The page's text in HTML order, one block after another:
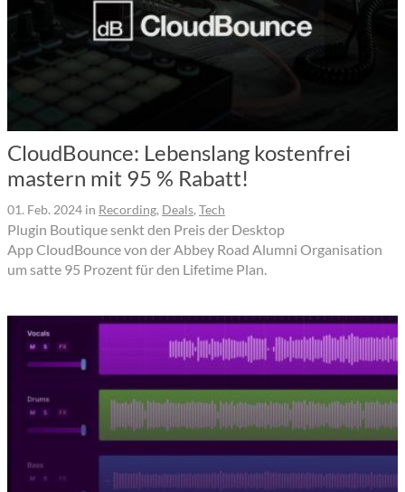
CloudBounce: Lebenslang kostenfrei
mastern mit 95 % Rabatt!
01. Feb. 2024 in Recording, Deals, Tech
Plugin Boutique senkt den Preis der Desktop
App CloudBounce von der Abbey Road Alumni Organisation
um satte 95 Prozent für den Lifetime Plan.